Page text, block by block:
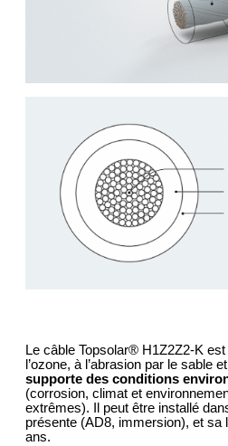
Le câble Topsolar® H1Z2Z2-K
l’ozone, à l’abrasion par le sable
supporte des conditions
(corrosion, climat et
extrêmes). Il peut être installé
présente (AD8, immersion), et sa
ans.